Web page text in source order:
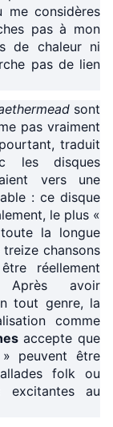
me considères
pas à mon
de chaleur ni
pas de lien
sont
pas vraiment
traduit
les disques
vers une
: ce disque
le plus «
la longue
treize chansons
réellement
Après avoir
tout genre, la
comme
accepte que
peuvent être
folk ou
excitantes au